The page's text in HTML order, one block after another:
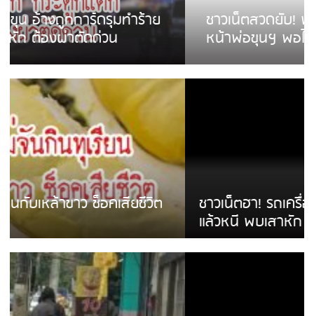
ชาวเน็ตสวดยับ! พบพม่าเร่ขายพวงมาลัย
หน้าพ่อขุนฯ พอไม่ซื้อเดินตาม
ชาวเน็ตฮา! รถเครื่องแม่สายชนป้ายร้านโลงศพ
แล้วหนี พบเสาหัก เบรคหัก หวิดได้ใช้บริการ